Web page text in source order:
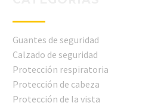
Guantes de seguridad
Calzado de seguridad
Protección respiratoria
Protección de cabeza
Protección de la vista